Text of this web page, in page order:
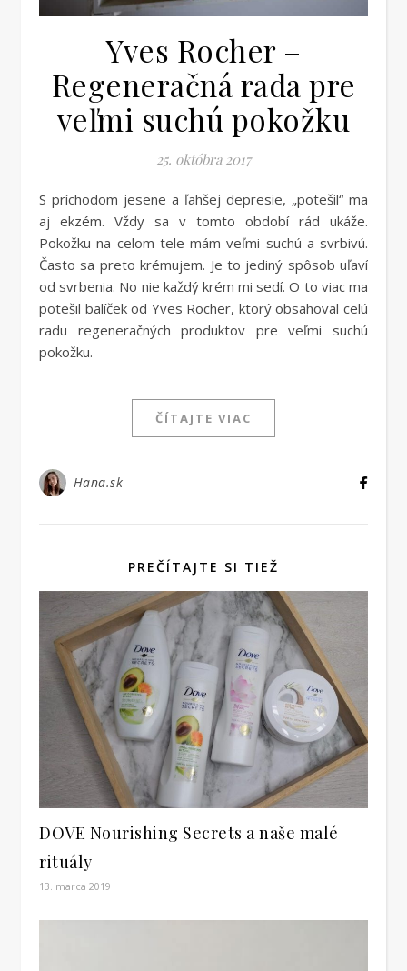
Yves Rocher –
Regeneračná rada pre
veľmi suchú pokožku
25. októbra 2017
S príchodom jesene a ľahšej depresie, „potešil“ ma
aj ekzém. Vždy sa v tomto období rád ukáže.
Pokožku na celom tele mám veľmi suchú a svrbivú.
Často sa preto krémujem. Je to jediný spôsob uľaví
od svrbenia. No nie každý krém mi sedí. O to viac ma
potešil balíček od Yves Rocher, ktorý obsahoval celú
radu regeneračných produktov pre veľmi suchú
pokožku.
ČÍTAJTE VIAC
Hana.sk
PREČÍTAJTE SI TIEŽ
DOVE Nourishing Secrets a naše malé
rituály
13. marca 2019